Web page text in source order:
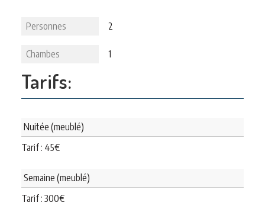
Personnes 2
Chambes 1
Tarifs:
Nuitée (meublé)
Tarif : 45€
Semaine (meublé)
Tarif : 300€